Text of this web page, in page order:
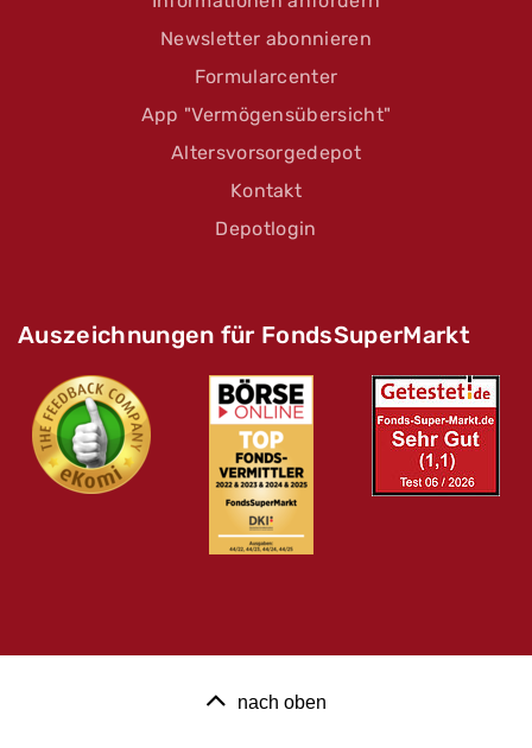
Newsletter abonnieren
Formularcenter
App "Vermögensübersicht"
Altersvorsorgedepot
Kontakt
Depotlogin
Auszeichnungen für FondsSuperMarkt
nach oben